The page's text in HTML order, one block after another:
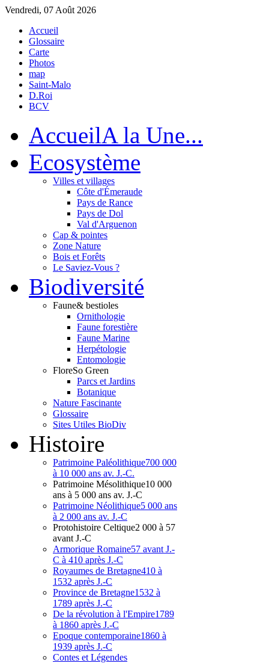
Vendredi, 07 Août 2026
Accueil
Glossaire
Carte
Photos
map
Saint-Malo
D.Roi
BCV
AccueilA la Une...
Ecosystème
Villes et villages
Côte d'Émeraude
Pays de Rance
Pays de Dol
Val d'Arguenon
Cap & pointes
Zone Nature
Bois et Forêts
Le Saviez-Vous ?
Biodiversité
Faune& bestioles
Ornithologie
Faune forestière
Faune Marine
Herpétologie
Entomologie
FloreSo Green
Parcs et Jardins
Botanique
Nature Fascinante
Glossaire
Sites Utiles BioDiv
Histoire
Patrimoine Paléolithique700 000
à 10 000 ans av. J.-C.
Patrimoine Mésolithique10 000
ans à 5 000 ans av. J.-C
Patrimoine Néolithique5 000 ans
à 2 000 ans av. J.-C
Protohistoire Celtique2 000 à 57
avant J.-C
Armorique Romaine57 avant J.-
C à 410 après J.-C
Royaumes de Bretagne410 à
1532 après J.-C
Province de Bretagne1532 à
1789 après J.-C
De la révolution à l'Empire1789
à 1860 après J.-C
Epoque contemporaine1860 à
1939 après J.-C
Contes et Légendes